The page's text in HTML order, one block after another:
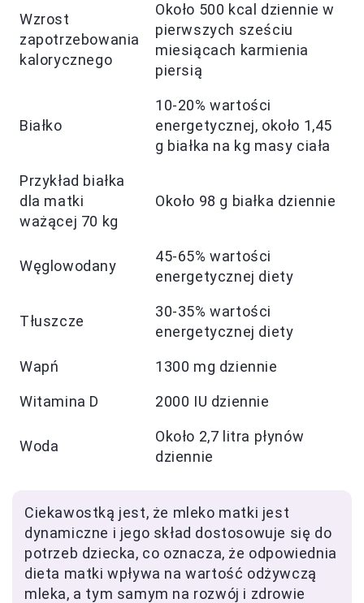
Wzrost
zapotrzebowania
kalorycznego
Około 500 kcal dziennie w
pierwszych sześciu
miesiącach karmienia
piersią
Białko
10-20% wartości
energetycznej, około 1,45
g białka na kg masy ciała
Przykład białka
dla matki
ważącej 70 kg
Około 98 g białka dziennie
Węglowodany
45-65% wartości
energetycznej diety
Tłuszcze
30-35% wartości
energetycznej diety
Wapń 1300 mg dziennie
Witamina D 2000 IU dziennie
Woda
Około 2,7 litra płynów
dziennie
Ciekawostką jest, że mleko matki jest
dynamiczne i jego skład dostosowuje się do
potrzeb dziecka, co oznacza, że odpowiednia
dieta matki wpływa na wartość odżywczą
mleka, a tym samym na rozwój i zdrowie